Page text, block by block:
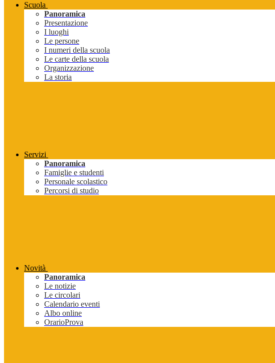
Scuola
Panoramica
Presentazione
I luoghi
Le persone
I numeri della scuola
Le carte della scuola
Organizzazione
La storia
Servizi
Panoramica
Famiglie e studenti
Personale scolastico
Percorsi di studio
Novità
Panoramica
Le notizie
Le circolari
Calendario eventi
Albo online
OrarioProva